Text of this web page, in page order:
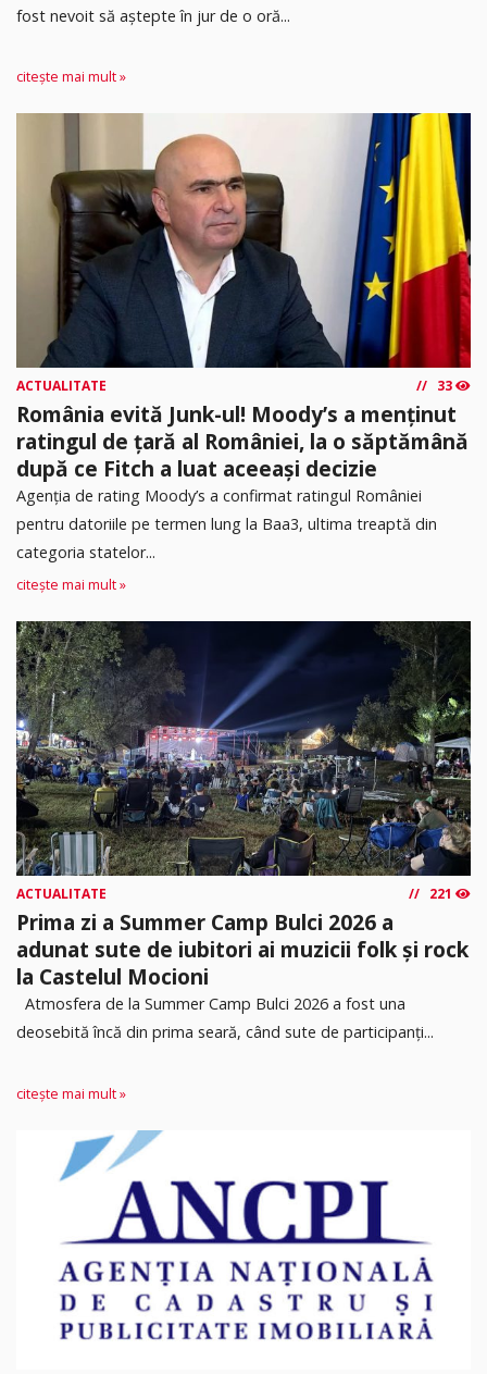
fost nevoit să aștepte în jur de o oră...
citește mai mult »
ACTUALITATE 33
România evită Junk-ul! Moody’s a menținut
ratingul de țară al României, la o săptămână
după ce Fitch a luat aceeași decizie
Agenția de rating Moody’s a confirmat ratingul României
pentru datoriile pe termen lung la Baa3, ultima treaptă din
categoria statelor...
citește mai mult »
ACTUALITATE 221
Prima zi a Summer Camp Bulci 2026 a
adunat sute de iubitori ai muzicii folk și rock
la Castelul Mocioni
Atmosfera de la Summer Camp Bulci 2026 a fost una
deosebită încă din prima seară, când sute de participanți...
citește mai mult »